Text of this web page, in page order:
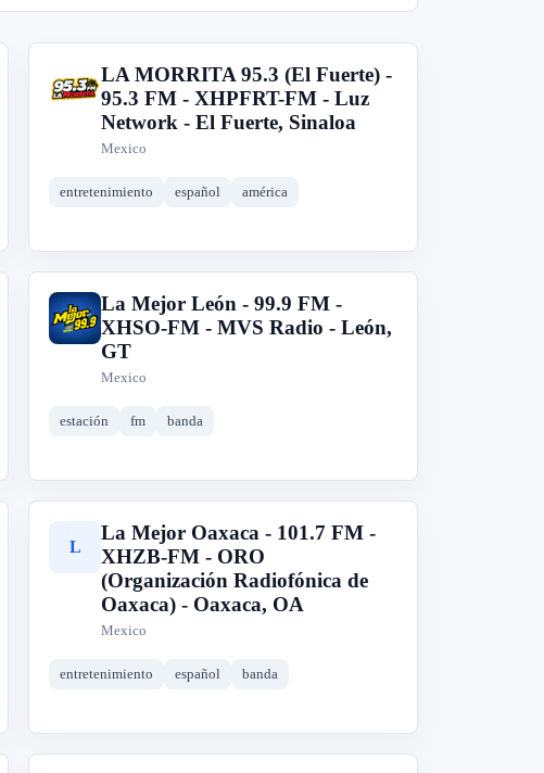
L
LA MORRITA 95.3 (El Fuerte) -
95.3 FM - XHPFRT-FM - Luz
Network - El Fuerte, Sinaloa
Mexico
entretenimiento español américa
L
La Mejor León - 99.9 FM -
XHSO-FM - MVS Radio - León,
GT
Mexico
estación fm banda
L
La Mejor Oaxaca - 101.7 FM -
XHZB-FM - ORO
(Organización Radiofónica de
Oaxaca) - Oaxaca, OA
Mexico
entretenimiento español banda